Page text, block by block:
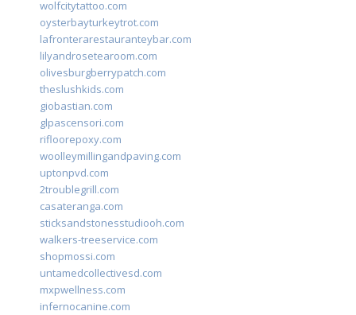
wolfcitytattoo.com
oysterbayturkeytrot.com
lafronterarestauranteybar.com
lilyandrosetearoom.com
olivesburgberrypatch.com
theslushkids.com
giobastian.com
glpascensori.com
rifloorepoxy.com
woolleymillingandpaving.com
uptonpvd.com
2troublegrill.com
casateranga.com
sticksandstonesstudiooh.com
walkers-treeservice.com
shopmossi.com
untamedcollectivesd.com
mxpwellness.com
infernocanine.com